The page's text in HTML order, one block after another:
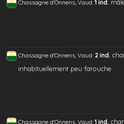
Chassagne d'Onnens, Vaud: 1 ind.
Chassagne d'Onnens, Vaud: 2 ind.
inhabituellement peu farouche
Chassagne d'Onnens, Vaud: 1 ind.